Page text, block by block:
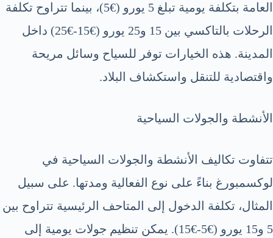
العامة بتكلفة يومية تبلغ 5 يورو (€5)، بينما تتراوح تكلفة
الرحلات بالتاكسي بين 15 و25 يورو (€15-€25) داخل
المدينة. هذه الخيارات توفر للسياح وسائل مريحة
واقتصادية للتنقل واستكشاف البلاد.
الأنشطة والجولات السياحية
تتفاوت تكاليف الأنشطة والجولات السياحية في
لوكسمبورغ بناءً على نوع الفعالية ومدتها. على سبيل
المثال، تكلفة الدخول إلى المتاحف الرئيسية تتراوح بين
5 و15 يورو (€5-€15). يمكن تنظيم جولات يومية إلى